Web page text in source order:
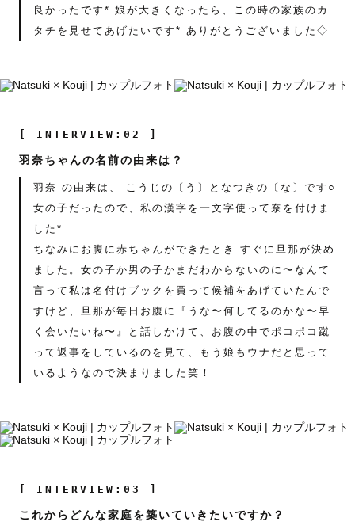
良かったです* 娘が大きくなったら、この時の家族のカ
タチを見せてあげたいです* ありがとうございました◇
[ INTERVIEW:02 ]
羽奈ちゃんの名前の由来は？
羽奈 の由来は、 こうじの〔う〕となつきの〔な〕です○
女の子だったので、私の漢字を一文字使って奈を付けま
した*
ちなみにお腹に赤ちゃんができたとき すぐに旦那が決め
ました。女の子か男の子かまだわからないのに〜なんて
言って私は名付けブックを買って候補をあげていたんで
すけど、旦那が毎日お腹に『うな〜何してるのかな〜早
く会いたいね〜』と話しかけて、お腹の中でポコポコ蹴
って返事をしているのを見て、もう娘もウナだと思って
いるようなので決まりました笑！
[ INTERVIEW:03 ]
これからどんな家庭を築いていきたいですか？